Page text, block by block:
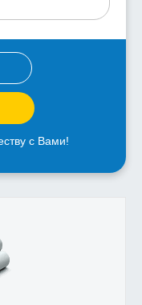
с Вами!